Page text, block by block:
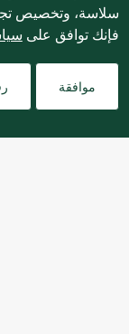
للإبلاغ بشكل
واللوائح أو
سلاسة، وتخصيص
فإنك توافق على
موافقة